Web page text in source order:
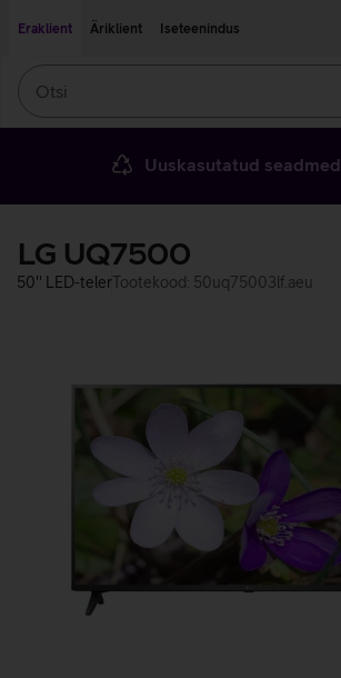
Eraklient
Äriklient Iseteenindus
Uuskasutatud seadmed
LG UQ7500
50'' LED-telerTootekood: 50uq75003lf.aeu